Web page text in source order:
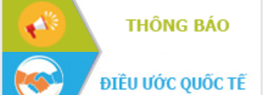
Gặp mặt các cơ quan báo chí nhân Kỷ
niệm 101 năm Ngày Báo chí Cách
mạng Việt Nam
Đắk Lắk sơ kết 4 năm triển khai thực
hiện Đề án 06 của Chính phủ
Họp báo thông tin về Hội nghị Công bố